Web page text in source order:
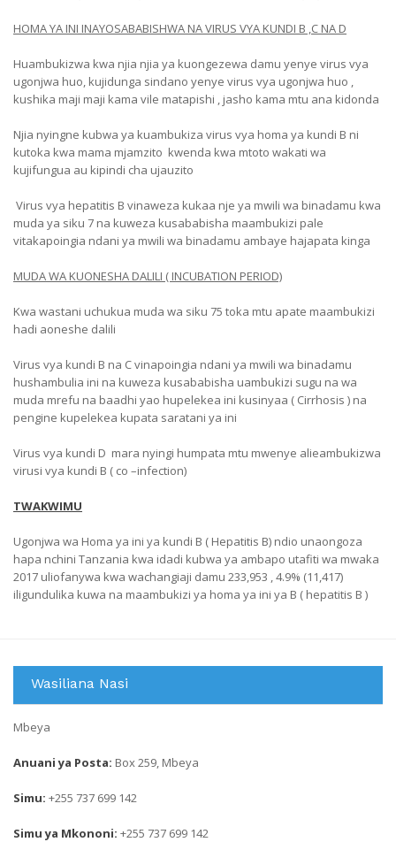
HOMA YA INI INAYOSABABISHWA NA VIRUS VYA KUNDI B ,C NA D
Huambukizwa kwa njia njia ya kuongezewa damu yenye virus vya
ugonjwa huo, kujidunga sindano yenye virus vya ugonjwa huo ,
kushika maji maji kama vile matapishi , jasho kama mtu ana kidonda
Njia nyingne kubwa ya kuambukiza virus vya homa ya kundi B ni
kutoka kwa mama mjamzito kwenda kwa mtoto wakati wa
kujifungua au kipindi cha ujauzito
Virus vya hepatitis B vinaweza kukaa nje ya mwili wa binadamu kwa
muda ya siku 7 na kuweza kusababisha maambukizi pale
vitakapoingia ndani ya mwili wa binadamu ambaye hajapata kinga
MUDA WA KUONESHA DALILI ( INCUBATION PERIOD)
Kwa wastani uchukua muda wa siku 75 toka mtu apate maambukizi
hadi aoneshe dalili
Virus vya kundi B na C vinapoingia ndani ya mwili wa binadamu
hushambulia ini na kuweza kusababisha uambukizi sugu na wa
muda mrefu na baadhi yao hupelekea ini kusinyaa ( Cirrhosis ) na
pengine kupelekea kupata saratani ya ini
Virus vya kundi D mara nyingi humpata mtu mwenye alieambukizwa
virusi vya kundi B ( co –infection)
TWAKWIMU
Ugonjwa wa Homa ya ini ya kundi B ( Hepatitis B) ndio unaongoza
hapa nchini Tanzania kwa idadi kubwa ya ambapo utafiti wa mwaka
2017 uliofanywa kwa wachangiaji damu 233,953 , 4.9% (11,417)
iligundulika kuwa na maambukizi ya homa ya ini ya B ( hepatitis B )
Wasiliana Nasi
Mbeya
Anuani ya Posta: Box 259, Mbeya
Simu: +255 737 699 142
Simu ya Mkononi: +255 737 699 142